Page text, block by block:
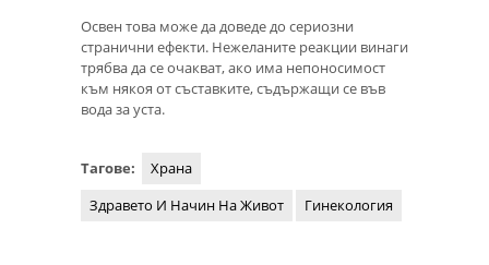
Освен това може да доведе до сериозни
странични ефекти. Нежеланите реакции винаги
трябва да се очакват, ако има непоносимост
към някоя от съставките, съдържащи се във
вода за уста.
Тагове:
Храна
Здравето И Начин На Живот
Гинекология